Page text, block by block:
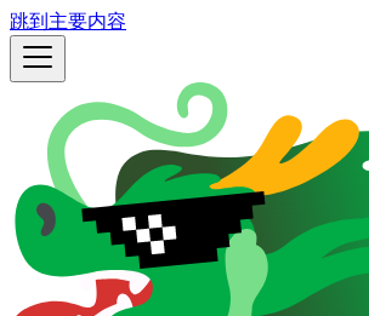
跳到主要内容